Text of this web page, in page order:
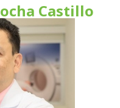
Castillo